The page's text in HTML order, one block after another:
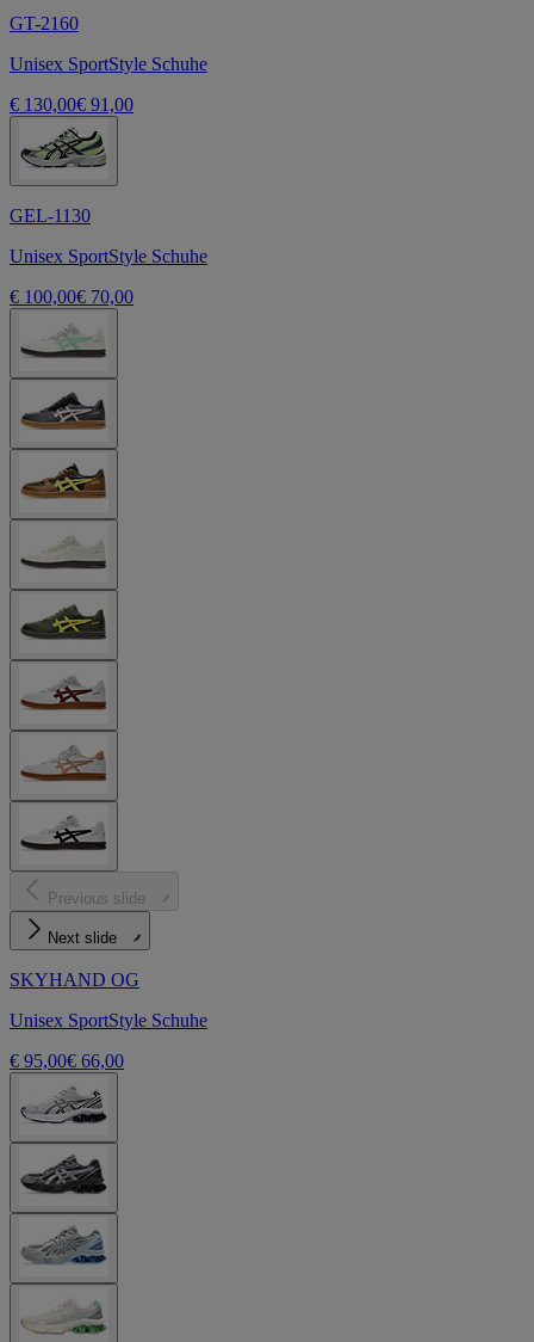
GT-2160
Unisex SportStyle Schuhe
€ 130,00€ 91,00
GEL-1130
Unisex SportStyle Schuhe
€ 100,00€ 70,00
Previous slide
Next slide
SKYHAND OG
Unisex SportStyle Schuhe
€ 95,00€ 66,00